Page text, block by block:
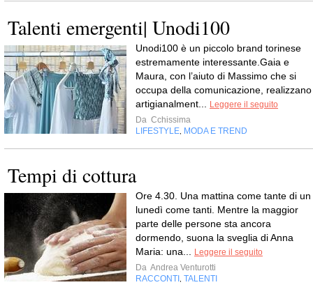
Talenti emergenti| Unodi100
Unodi100 è un piccolo brand torinese
estremamente interessante.Gaia e
Maura, con l’aiuto di Massimo che si
occupa della comunicazione, realizzano
artigianalment...
Leggere il seguito
Da Cchissima
LIFESTYLE MODA E TREND
Tempi di cottura
Ore 4.30. Una mattina come tante di un
lunedì come tanti. Mentre la maggior
parte delle persone sta ancora
dormendo, suona la sveglia di Anna
Maria: una...
Leggere il seguito
Da Andrea Venturotti
RACCONTI
TALENTI